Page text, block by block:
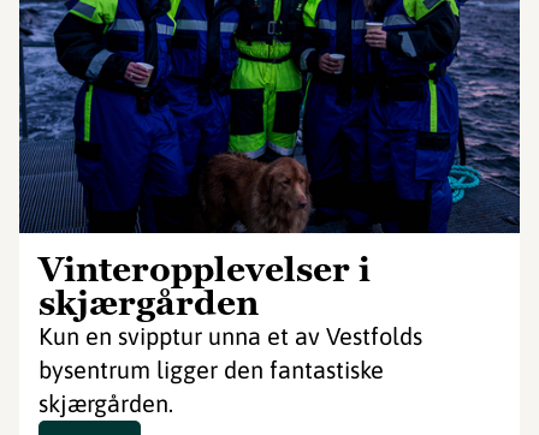
Vinteropplevelser i
skjærgården
Kun en svipptur unna et av Vestfolds
bysentrum ligger den fantastiske
skjærgården.